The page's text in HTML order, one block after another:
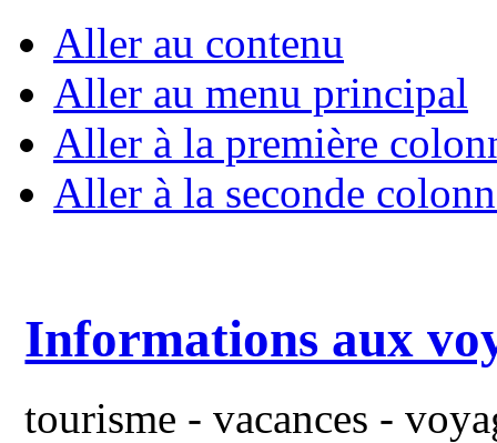
Aller au contenu
Aller au menu principal
Aller à la première
Aller à la seconde
Informations aux
tourisme - vacances -